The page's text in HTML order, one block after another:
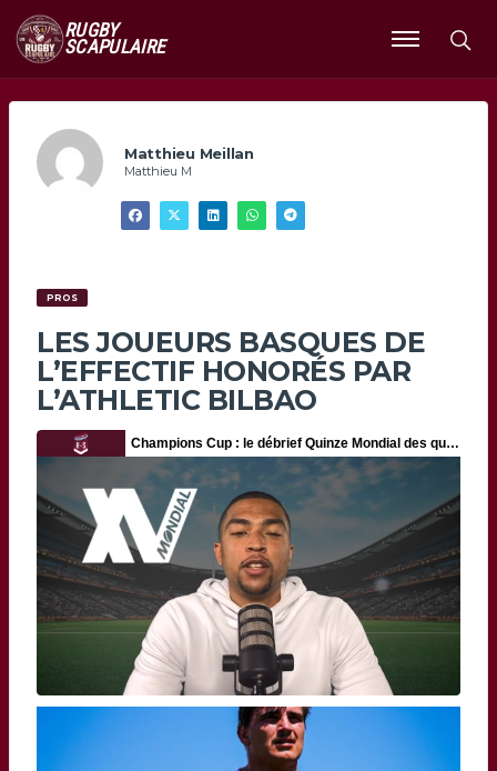
RUGBY
SCAPULAIRE
Ouvrir
le
Matthieu Meillan
Matthieu M
PROS
LES JOUEURS BASQUES DE
L’EFFECTIF HONORÉS PAR
L’ATHLETIC BILBAO